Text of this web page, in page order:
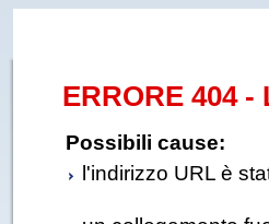
ERRORE 404
Possibili cause:
l'indirizzo URL è